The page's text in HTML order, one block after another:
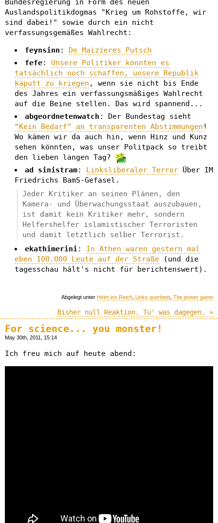
Bundesregierung in Form des neuen
Auslandspolitikdogmas "Krieg um Rohstoffe, wir
sind dabei!" sowie durch ein nicht
verfassungsgemäßes Wahlrecht:
feynsinn : De Maizieres Putsch
fefe: Unsere Politiker könnten es
tatsächlich noch schaffen, unsere Republik
kaputt zu kriegen , wenn sie nicht bis Ende
des Jahres ein verfassungsmäßiges Wahlrecht
auf die Beine stellen. Das wird spannend...
abgeordnetenwatch : Der Bundestag sieht
“Kein Bedarf” an transparenten Abstimmungen !
Wo kämen wir da auch hin, wenn Hinz und Kunz
sehen könnten, was unser Politpack so treibt
den lieben langen Tag?
ad sinistram: Linksliberaler Terror Über IM
Friedrichs BamS-Gefasel.
Jeder Kritiker an seinen Plänen, den
Kamera- und Überwachungsstaat auszubauen,
ist damit kein Kritiker mehr, sondern
Helfershelfer islamistischer Terroristen
und damit letztlich selber Terrorist.
ekathimerini: In Athen waren gestern mal
eben 100.000 Leute auf der Straße (und die
tagesschau hält's nicht für berichtenswert).
Abgelegt unter Heim ins Reich Links querbeet The power game
Bisher null Reaktion. Tu' was dagegen. »
For science... you monster!
May 30th, 2011, 15:14
Ich freu mich auf heute abend: